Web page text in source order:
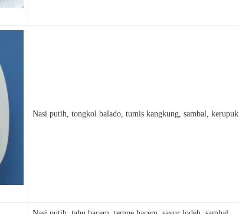
Nasi putih, tongkol balado, tumis kangkung, sambal, kerupuk